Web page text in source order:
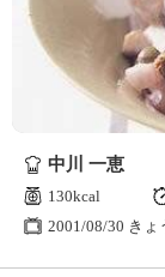
中川 一恵
130kcal
2001/08/30 き